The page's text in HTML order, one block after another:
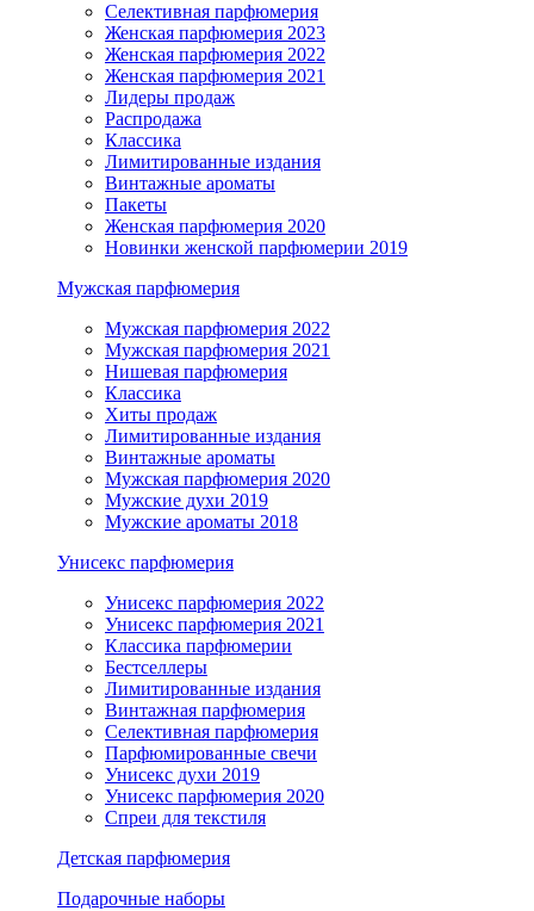
Селективная парфюмерия
Женская парфюмерия 2023
Женская парфюмерия 2022
Женская парфюмерия 2021
Лидеры продаж
Распродажа
Классика
Лимитированные издания
Винтажные ароматы
Пакеты
Женская парфюмерия 2020
Новинки женской парфюмерии 2019
Мужская парфюмерия
Мужская парфюмерия 2022
Мужская парфюмерия 2021
Нишевая парфюмерия
Классика
Хиты продаж
Лимитированные издания
Винтажные ароматы
Мужская парфюмерия 2020
Мужские духи 2019
Мужские ароматы 2018
Унисекс парфюмерия
Унисекс парфюмерия 2022
Унисекс парфюмерия 2021
Классика парфюмерии
Бестселлеры
Лимитированные издания
Винтажная парфюмерия
Селективная парфюмерия
Парфюмированные свечи
Унисекс духи 2019
Унисекс парфюмерия 2020
Спреи для текстиля
Детская парфюмерия
Подарочные наборы